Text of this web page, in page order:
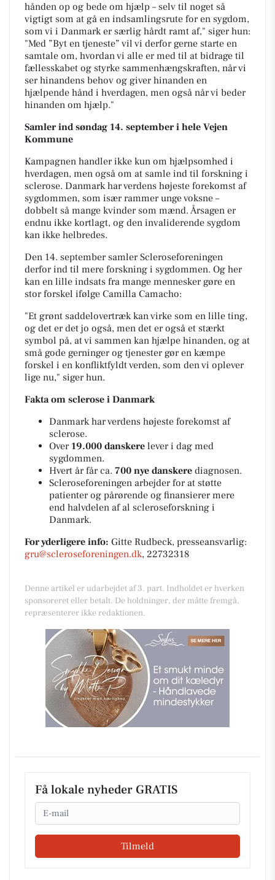
hånden op og bede om hjælp – selv til noget så
vigtigt som at gå en indsamlingsrute for en sygdom,
som vi i Danmark er særlig hårdt ramt af," siger hun:
"Med ”Byt en tjeneste” vil vi derfor gerne starte en
samtale om, hvordan vi alle er med til at bidrage til
fællesskabet og styrke sammenhængskraften, når vi
ser hinandens behov og giver hinanden en
hjælpende hånd i hverdagen, men også når vi beder
hinanden om hjælp."
Samler ind søndag 14. september i hele Vejen
Kommune
Kampagnen handler ikke kun om hjælpsomhed i
hverdagen, men også om at samle ind til forskning i
sclerose. Danmark har verdens højeste forekomst af
sygdommen, som især rammer unge voksne –
dobbelt så mange kvinder som mænd. Årsagen er
endnu ikke kortlagt, og den invaliderende sygdom
kan ikke helbredes.
Den 14. september samler Scleroseforeningen
derfor ind til mere forskning i sygdommen. Og her
kan en lille indsats fra mange mennesker gøre en
stor forskel ifølge Camilla Camacho:
"Et grønt saddelovertræk kan virke som en lille ting,
og det er det jo også, men det er også et stærkt
symbol på, at vi sammen kan hjælpe hinanden, og at
små gode gerninger og tjenester gør en kæmpe
forskel i en konfliktfyldt verden, som den vi oplever
lige nu," siger hun.
Fakta om sclerose i Danmark
Danmark har verdens højeste forekomst af
sclerose.
Over 19.000 danskere lever i dag med
sygdommen.
Hvert år får ca. 700 nye danskere diagnosen.
Scleroseforeningen arbejder for at støtte
patienter og pårørende og finansierer mere
end halvdelen af al scleroseforskning i
Danmark.
For yderligere info: Gitte Rudbeck, presseansvarlig:
gru@scleroseforeningen.dk, 22732318
Denne artikel er udarbejdet af 3. part. Indholdet er hverken
sponsoreret eller betalt. De holdninger, der måtte fremgå,
repræsenterer ikke redaktionen.
Få lokale nyheder GRATIS
Email
Tilmeld